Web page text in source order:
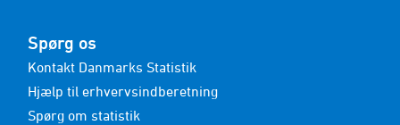
Spørg os
Kontakt Danmarks Statistik
Hjælp til erhvervsindberetning
Spørg om statistik